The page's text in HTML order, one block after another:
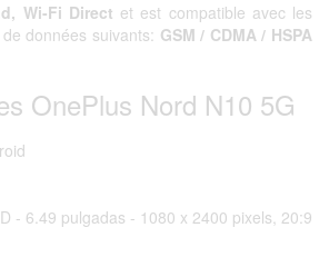
Wi-Fi Direct et est compatible avec les
données suivants: GSM / CDMA / HSPA
OnePlus Nord N10 5G
- 6.49 pulgadas - 1080 x 2400 pixels, 20:9